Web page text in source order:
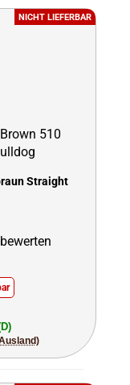
NICHT LIEFERBAR
Straight